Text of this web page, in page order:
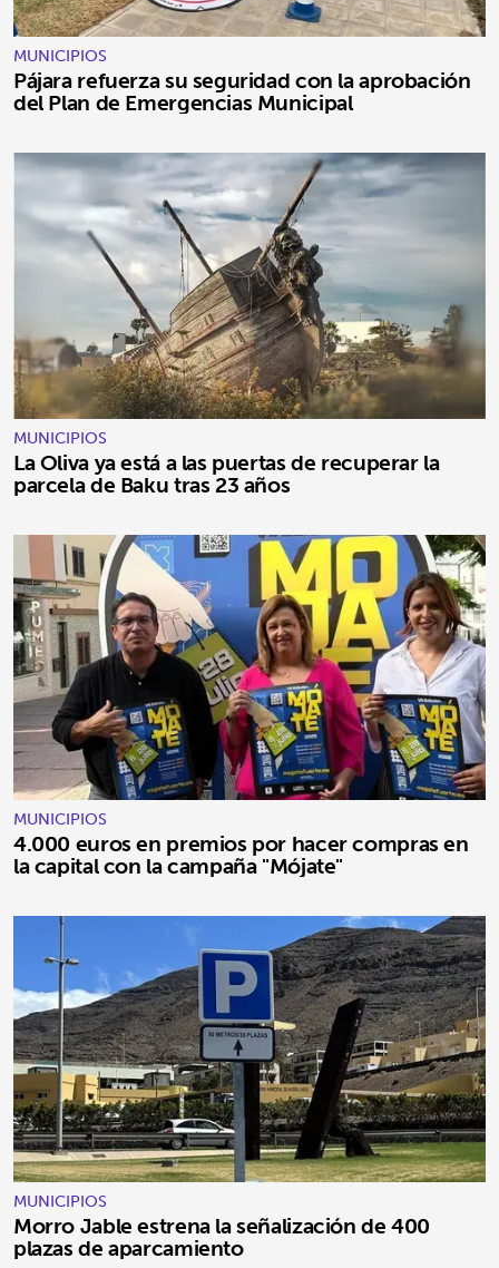
MUNICIPIOS
Pájara refuerza su seguridad con la aprobación
del Plan de Emergencias Municipal
MUNICIPIOS
La Oliva ya está a las puertas de recuperar la
parcela de Baku tras 23 años
MUNICIPIOS
4.000 euros en premios por hacer compras en
la capital con la campaña "Mójate"
MUNICIPIOS
Morro Jable estrena la señalización de 400
plazas de aparcamiento